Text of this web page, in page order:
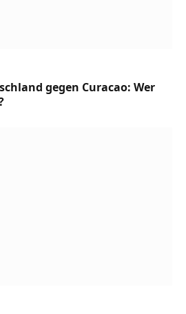
gegen Curacao: Wer